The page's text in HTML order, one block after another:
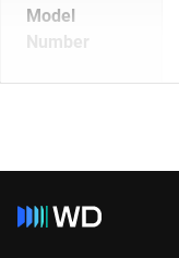
Model
Number